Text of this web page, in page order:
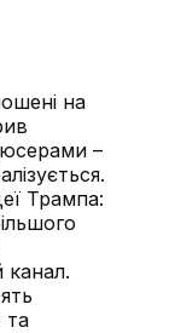
на
–
Трампа:
канал.
та